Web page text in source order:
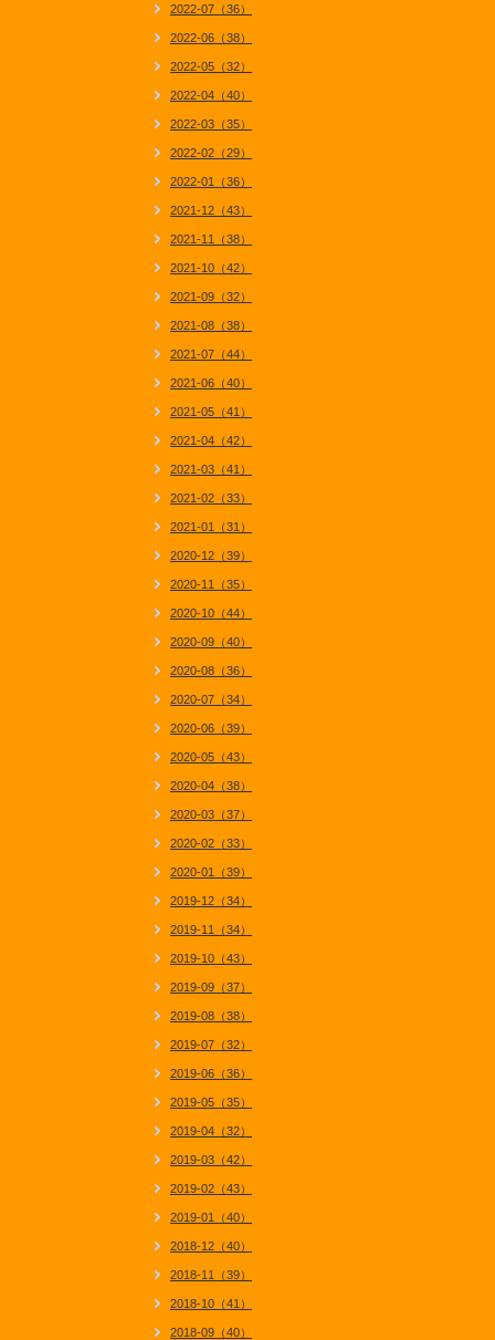
2022-07（36）
2022-06（38）
2022-05（32）
2022-04（40）
2022-03（35）
2022-02（29）
2022-01（36）
2021-12（43）
2021-11（38）
2021-10（42）
2021-09（32）
2021-08（38）
2021-07（44）
2021-06（40）
2021-05（41）
2021-04（42）
2021-03（41）
2021-02（33）
2021-01（31）
2020-12（39）
2020-11（35）
2020-10（44）
2020-09（40）
2020-08（36）
2020-07（34）
2020-06（39）
2020-05（43）
2020-04（38）
2020-03（37）
2020-02（33）
2020-01（39）
2019-12（34）
2019-11（34）
2019-10（43）
2019-09（37）
2019-08（38）
2019-07（32）
2019-06（36）
2019-05（35）
2019-04（32）
2019-03（42）
2019-02（43）
2019-01（40）
2018-12（40）
2018-11（39）
2018-10（41）
2018-09（40）